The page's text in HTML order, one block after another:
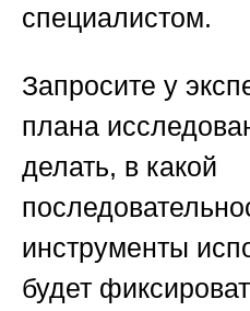
специалистом.
Запросите у
плана
делать, в какой
инструменты
будет